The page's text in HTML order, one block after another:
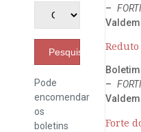
Pesquisar
Pode
encomendar
os
boletins
–
Reduto
–
Forte